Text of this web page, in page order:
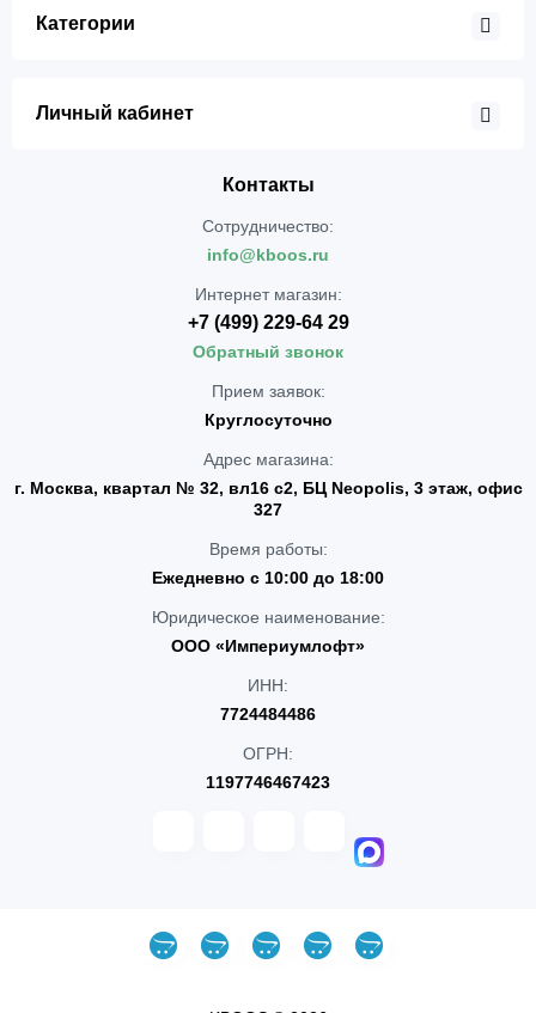
Категории
Личный кабинет
Контакты
Сотрудничество:
info@kboos.ru
Интернет магазин:
+7 (499) 229-64 29
Обратный звонок
Прием заявок:
Круглосуточно
Адрес магазина:
г. Москва, квартал № 32, вл16 с2, БЦ Neopolis, 3 этаж, офис
327
Время работы:
Ежедневно с 10:00 до 18:00
Юридическое наименование:
ООО «Империумлофт»
ИНН:
7724484486
ОГРН:
1197746467423